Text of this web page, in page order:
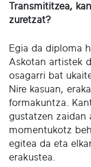
Transmititzea,
zuretzat?
Egia da diploma
Askotan artistek
osagarri bat
Nire kasuan,
formakuntza.
gustatzen zaidan
momentukotz
egitea da eta
erakustea.